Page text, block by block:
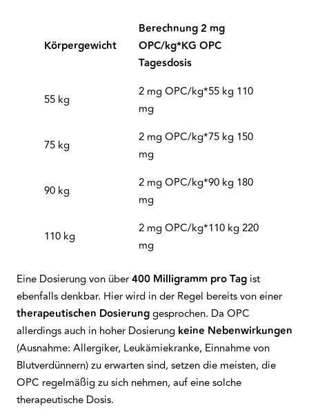
Körpergewicht
Berechnung 2 mg
OPC/kg*KG OPC
Tagesdosis
55 kg
2 mg OPC/kg*55 kg 110
mg
75 kg
2 mg OPC/kg*75 kg 150
mg
90 kg
2 mg OPC/kg*90 kg 180
mg
110 kg
2 mg OPC/kg*110 kg 220
mg
Eine Dosierung von über400 Milligramm pro Tag ist
ebenfalls denkbar. Hier wird in der Regel bereits von einer
therapeutischen Dosierunggesprochen. Da OPC
allerdings auch in hoher Dosierung keine Nebenwirkungen
(Ausnahme: Allergiker, Leukämiekranke, Einnahme von
Blutverdünnern) zu erwarten sind, setzen die meisten, die
OPC regelmäßig zu sich nehmen, auf eine solche
therapeutische Dosis.